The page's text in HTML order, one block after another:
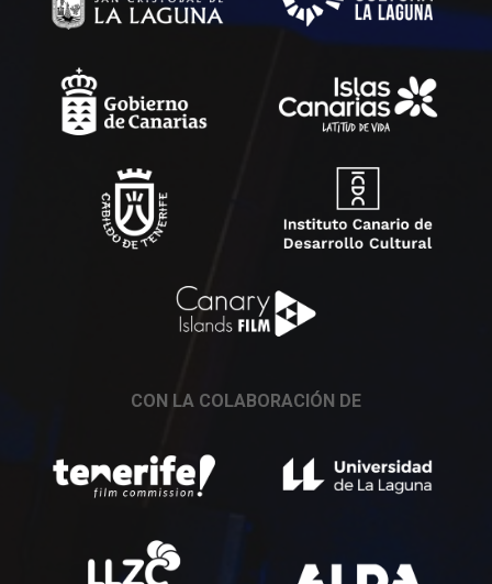
CON LA COLABORACIÓN DE